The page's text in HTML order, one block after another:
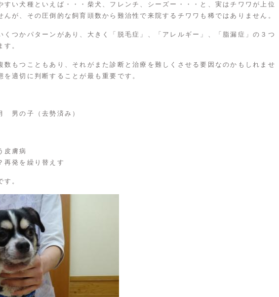
すい犬種といえば・・・柴犬、フレンチ、シーズー・・・と、実はチワワが上位
んが、その圧倒的な飼育頭数から難治性で来院するチワワも稀ではありません。
くつかパターンがあり、大きく「脱毛症」、「アレルギー」、「脂漏症」の３つ
。
数もつこともあり、それがまた診断と治療を難しくさせる要因なのかもしれませ
を適切に判断することが最も重要です。
の子（去勢済み）
膚病
発を繰り替えす
。